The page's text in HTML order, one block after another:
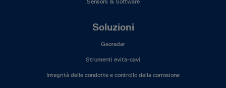
Soluzioni
Georadar
Strumenti evita-cavi
Integrità delle condotte e controllo della corrosione